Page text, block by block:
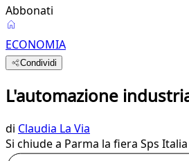
Abbonati
ECONOMIA
Condividi
L'automazione
di Claudia La Via
Si chiude a Parma la fiera Sps